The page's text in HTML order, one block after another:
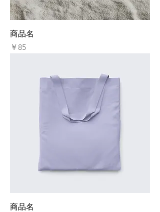
商品名
価格
￥85
商品名